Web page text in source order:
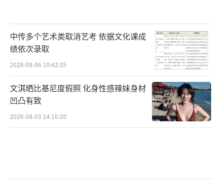
中传多个艺术类取消艺考 依据文化课成
绩依次录取
2026-08-06 10:42:35
文淇晒比基尼度假照 化身性感辣妹身材
凹凸有致
2026-08-03 14:16:20